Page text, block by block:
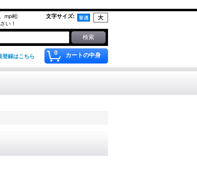
mpi松
い！
文字サイズ:
0 カートの中身
登録はこちら